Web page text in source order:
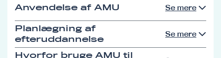
Anvendelse af AMU Se mere
Planlægning af
efteruddannelse
Se mere
Hvorfor bruge AMU til